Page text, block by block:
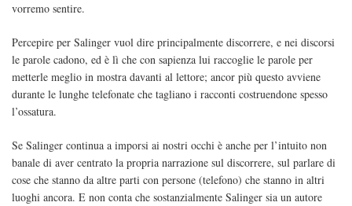
vorremo sentire.
Percepire per Salinger vuol dire principalmente discorrere, e nei discorsi
le parole cadono, ed è lì che con sapienza lui raccoglie le parole per
metterle meglio in mostra davanti al lettore; ancor più questo avviene
durante le lunghe telefonate che tagliano i racconti costruendone spesso
l’ossatura.
Se Salinger continua a imporsi ai nostri occhi è anche per l’intuito non
banale di aver centrato la propria narrazione sul discorrere, sul parlare di
cose che stanno da altre parti con persone (telefono) che stanno in altri
luoghi ancora. E non conta che sostanzialmente Salinger sia un autore